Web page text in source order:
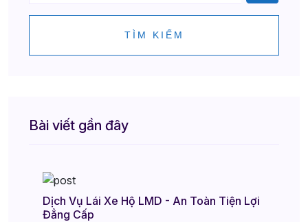
TÌM KIẾM
Bài viết gần đây
Dịch Vụ Lái Xe Hộ LMD - An Toàn Tiện Lợi
Đẳng Cấp